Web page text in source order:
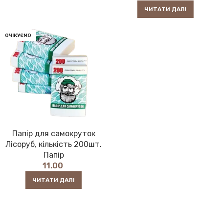
ЧИТАТИ ДАЛІ
ОЧІКУЄМО
Папір для самокруток
Лісоруб, кількість 200шт.
Папір
11.00
ЧИТАТИ ДАЛІ